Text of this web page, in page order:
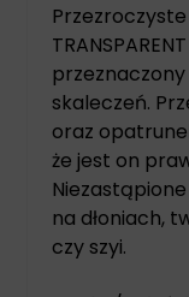
skaleczeń.
oraz
że jest on
na dłoniach,
czy szyi.